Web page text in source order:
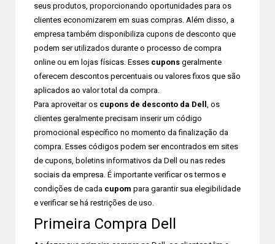
seus produtos, proporcionando oportunidades para os
clientes economizarem em suas compras. Além disso, a
empresa também disponibiliza cupons de desconto que
podem ser utilizados durante o processo de compra
online ou em lojas físicas. Esses cupons geralmente
oferecem descontos percentuais ou valores fixos que são
aplicados ao valor total da compra.
Para aproveitar os cupons de desconto da Dell
, os
clientes geralmente precisam inserir um código
promocional específico no momento da finalização da
compra. Esses códigos podem ser encontrados em sites
de cupons, boletins informativos da Dell ou nas redes
sociais da empresa. É importante verificar os termos e
condições de cada cupom para garantir sua elegibilidade
e verificar se há restrições de uso.
Primeira Compra Dell